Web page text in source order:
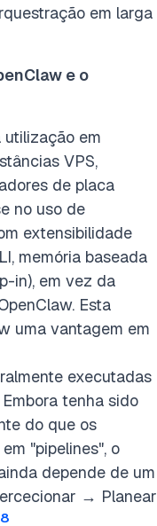
em larga
e o
utilização em
VPS,
de placa
no uso de
extensibilidade
memória baseada
in), em vez da
Esta
uma vantagem em
executadas
tenha sido
do que os
"pipelines", o
depende de um
→ Planear
8